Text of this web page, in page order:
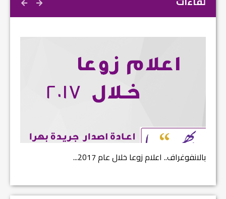
بالانفوغراف.. اعلام زوعا خلال عام 2017...